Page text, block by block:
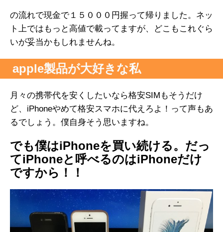
の流れで現金で１５０００円握って帰りました。ネッ
ト上ではもっと高値で載ってますが、どこもこれぐら
いが妥当かもしれませんね。
apple製品が大好きな私
月々の携帯代を安くしたいなら格安SIMもそうだけ
ど、iPhoneやめて格安スマホに代えろよ！って声もあ
るでしょう。僕自身そう思いますね。
でも僕はiPhoneを買い続ける。だっ
てiPhoneと呼べるのはiPhoneだけ
ですから！！